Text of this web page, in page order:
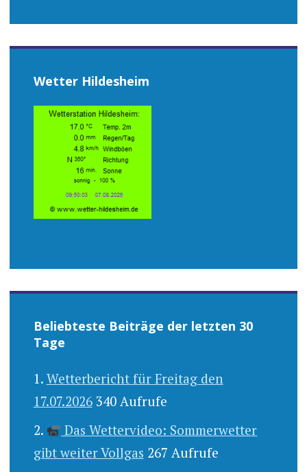
Wetter Hildesheim
Beliebteste Beiträge der letzten 30
Tage
Wetterbericht für Freitag den
17.07.2026 340 Aufrufe
Das Wettervideo: Sommerwetter
gibt weiter Vollgas 267 Aufrufe